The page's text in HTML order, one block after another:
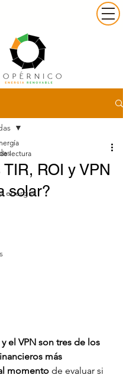
energía
ROI y VPN
solar?
lectura
y el VPN son tres de los
más
momento de evaluar si